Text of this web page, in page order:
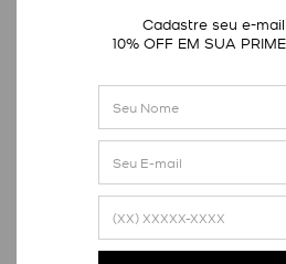
Cadastre seu e-
10% OFF EM SUA
Nota média
2avaliações
100% dos avaliadores
2 avaliações